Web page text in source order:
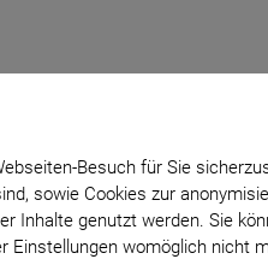
Besuch für Sie
sowie Cookies zur
Inhalte genutzt werden. Sie
womöglich nicht
and